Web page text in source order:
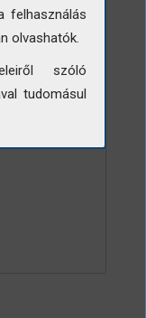
felhasználás
olvashatók.
szóló
tudomásul